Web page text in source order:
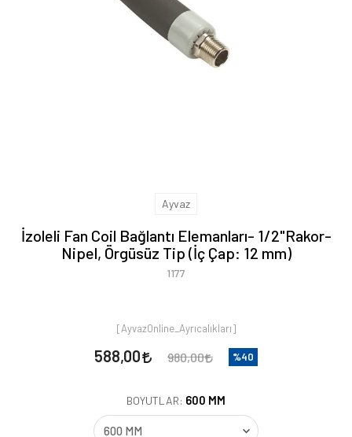
Ayvaz
İzoleli Fan Coil Bağlantı Elemanları- 1/2"Rakor-
Nipel, Örgüsüz Tip (İç Çap: 12 mm)
1177
[AyvazOnline_Ayrıcalıkları]
588,00 980,00 %40
BOYUTLAR: 600 MM